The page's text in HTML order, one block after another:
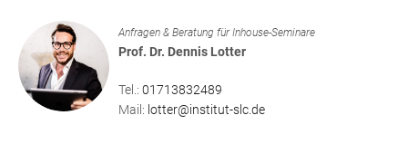
Anfragen & Beratung für Inhouse-Seminare
Prof. Dr. Dennis Lotter
Tel.: 01713832489
Mail: lotter@institut-slc.de